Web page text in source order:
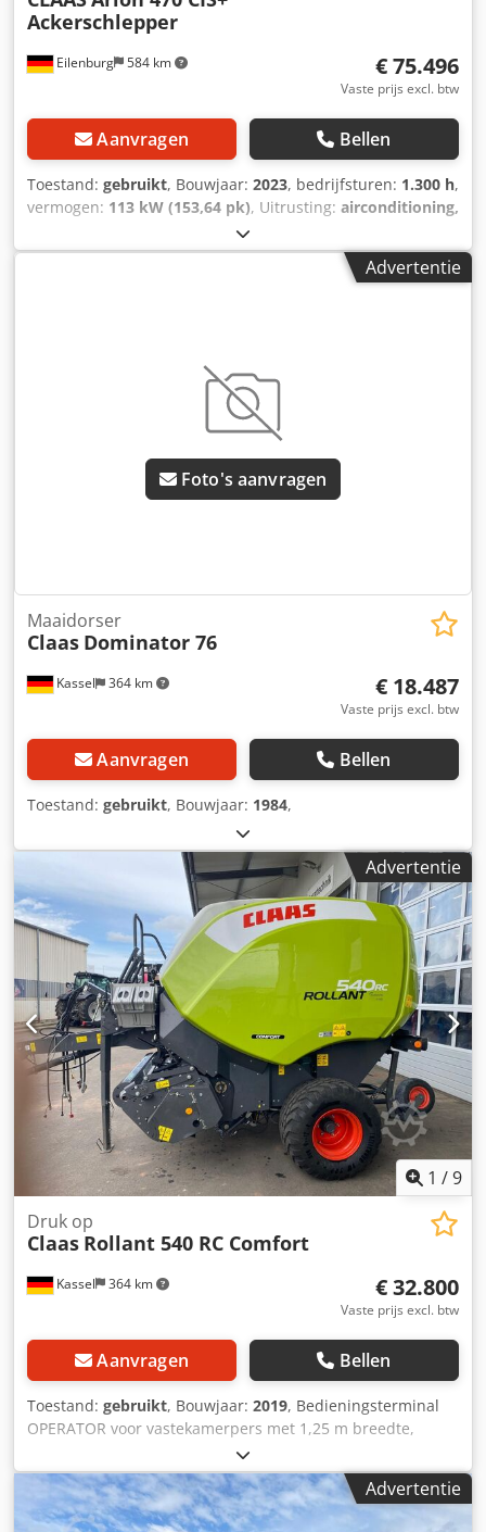
Eilenburg 584 km
Ackerschlepper
€ 75.496
Vaste prijs excl. btw
Aanvragen Bellen
Toestand: gebruikt, Bouwjaar: 2023, bedrijfsturen: 1.300 h,
vermogen: 113 kW (153,64 pk), Uitrusting: airconditioning,
fronthef, vierwielaandrijving, Wijzigingen en tussentijdse
verkoop voorbehouden! Interne nummer: 1334. 7302669 ---
-UITRUSTING - 40 km/u - Airconditioning - Radio - Koelvak -
oog en K80-koppeling - Snelkoppeling frontlader -
Frontlader Claas FL 120C (bouwjaar 2022 / hefvermogen
1.825 kg) - en veel meer... ----Het voertuig wordt
onverzorgd aangeboden! Landelijke levering tegen
meerprijs mogelijk. Wijzigingen en tussentijdse verkoop
voorbehouden. Wij nemen graag uw voertuig in ruil.
Financiering / leasing ook mogelijk zonder aanbetaling!
Advertentie
Foto's aanvragen
Kassel 364 km
Maaidorser
Claas Dominator 76
€ 18.487
Vaste prijs excl. btw
Aanvragen Bellen
Toestand: gebruikt, Bouwjaar: 1984,
Advertentie
1 /9
Kassel 364 km
Druk op
Claas Rollant 540 RC Comfort
€ 32.800
Vaste prijs excl. btw
Aanvragen Bellen
Toestand: gebruikt, Bouwjaar: 2019, Bedieningsterminal
OPERATOR voor vastekamerpers met 1,25 m breedte,
tweekrings- / persluchtremsysteem. Bandenmaat: 500/50 -
17. Pick-up met rolhouder / ingangsversnellingsbak met
1.000 tpm / Dsdpfx Apstia Dforskr
Advertentie